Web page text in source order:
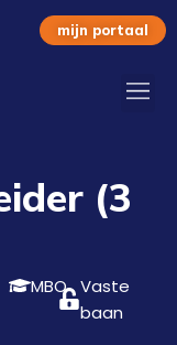
mijn portaal
(3
MBO Vaste
baan